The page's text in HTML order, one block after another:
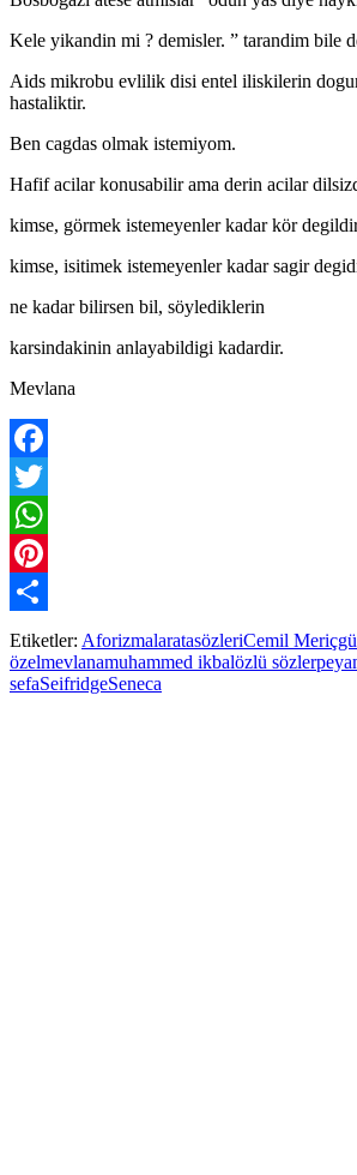
Kele yikandin mi ? demisler. ” tarandim bile
Aids mikrobu evlilik disi entel iliskilerin
hastaliktir.
Ben cagdas olmak istemiyom.
Hafif acilar konusabilir ama derin acilar
kimse, görmek istemeyenler kadar kör
kimse, isitimek istemeyenler kadar sagir
ne kadar bilirsen bil, söylediklerin
karsindakinin anlayabildigi kadardir.
Mevlana
Facebook
Twitter
WhatsApp
Pinterest
Paylaş
Etiketler: AforizmalaratasözleriCemil Meriç
özelmevlanamuhammed ikbalözlü sözler
sefaSeifridgeSeneca